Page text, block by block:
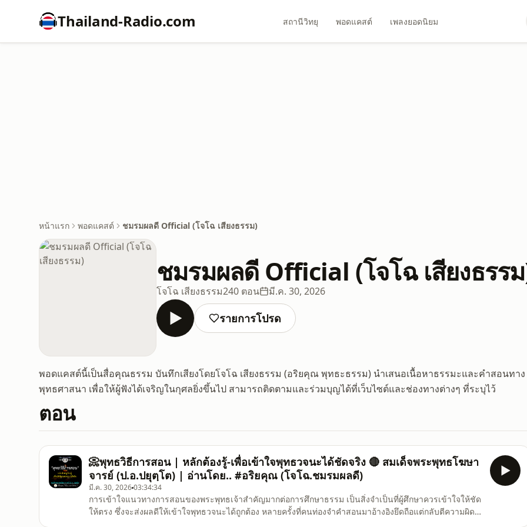
Thailand-Radio.com สถานีวิทยุ พอดแคสต์ เพลงยอดนิยม
หน้าแรก พอดแคสต์ ชมรมผลดี Official (โจโฉ เสียงธรรม)
ชมรมผลดี Official (โจโฉ เสียงธรร
โจโฉ เสียงธรรม240 ตอน มี.ค. 30, 2026
รายการโปรด
พอดแคสต์นี้เป็นสื่อคุณธรรม บันทึกเสียงโดยโจโฉ เสียงธรรม (อริยคุณ พุทธะธรรม) นำเสนอเนื้อหาธรรมะและคำสอนทาง
พุทธศาสนา เพื่อให้ผู้ฟังได้เจริญในกุศลยิ่งขึ้นไป สามารถติดตามและร่วมบุญได้ที่เว็บไซต์และช่องทางต่างๆ ที่ระบุไว้
ตอน
📀พุทธวิธีการสอน | หลักต้องรู้-เพื่อเข้าใจพุทธวจนะได้ชัดจริง 🔴 สมเด็จพระพุทธโฆษา
จารย์ (ป.อ.ปยุตฺโต) | อ่านโดย.. #อริยคุณ (โจโฉ.ชมรมผลดี)
มี.ค. 30, 202603:34:34
การเข้าใจแนวทางการสอนของพระพุทธเจ้าสำคัญมากต่อการศึกษาธรรม เป็นสิ่งจำเป็นที่ผู้ศึกษาควรเข้าใจให้ชัด
ให้ตรง ซึ่งจะส่งผลดีให้เข้าใจพุทธวจนะได้ถูกต้อง หลายครั้งที่คนท่องจำคำสอนมาอ้างอิงยึดถือแต่กลับตีความผิด